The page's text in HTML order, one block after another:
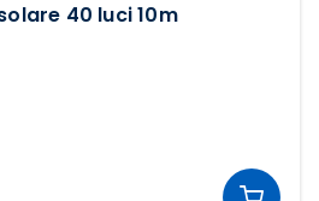
40 luci 10m